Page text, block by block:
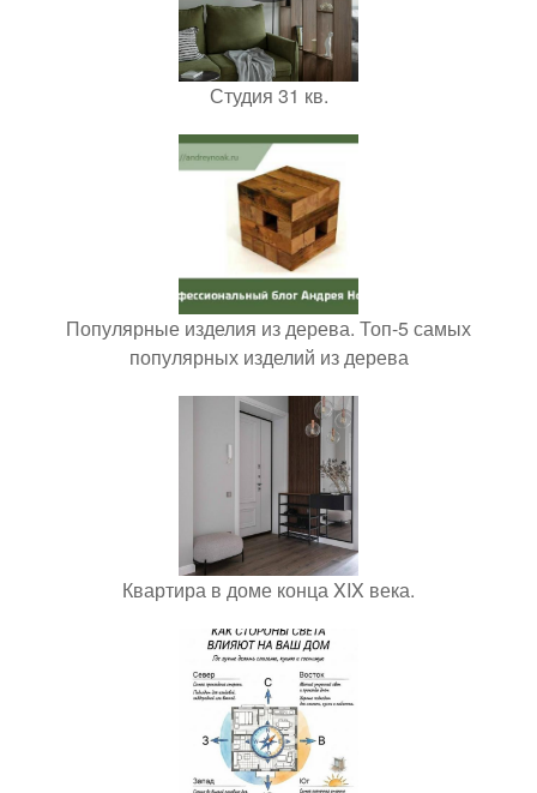
Студия 31 кв.
Популярные изделия из дерева. Топ-5 самых
популярных изделий из дерева
Квартира в доме конца XIX века.